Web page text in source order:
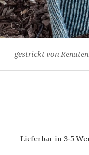
gestrickt von
Lieferbar in 3-5